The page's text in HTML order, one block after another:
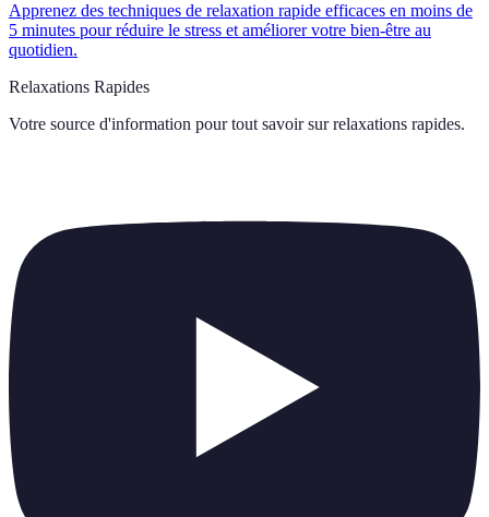
Apprenez des techniques de relaxation rapide efficaces en moins de
5 minutes pour réduire le stress et améliorer votre bien-être au
quotidien.
Relaxations Rapides
Votre source d'information pour tout savoir sur relaxations rapides.